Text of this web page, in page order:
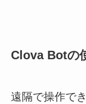
Clova Botの
遠隔で操作で